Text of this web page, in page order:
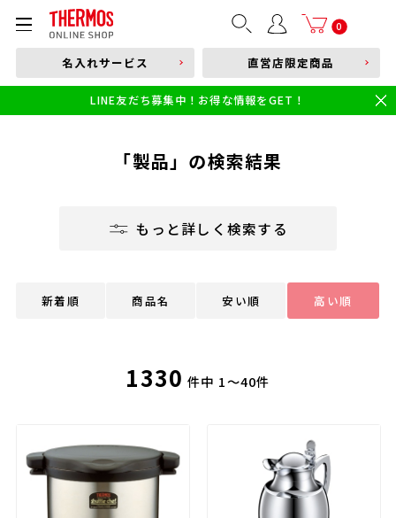
0
部品購入はこちら
本体品番やキーワードを入力
食洗機対応 新製品
幼児・園児向け水筒
名入れサービス 直営店限定商品
LINE友だち募集中！お得な情報をGET！
「製品」の検索結果
もっと詳しく検索する
新着順 商品名 安い順 高い順
1330 件中 1～40件